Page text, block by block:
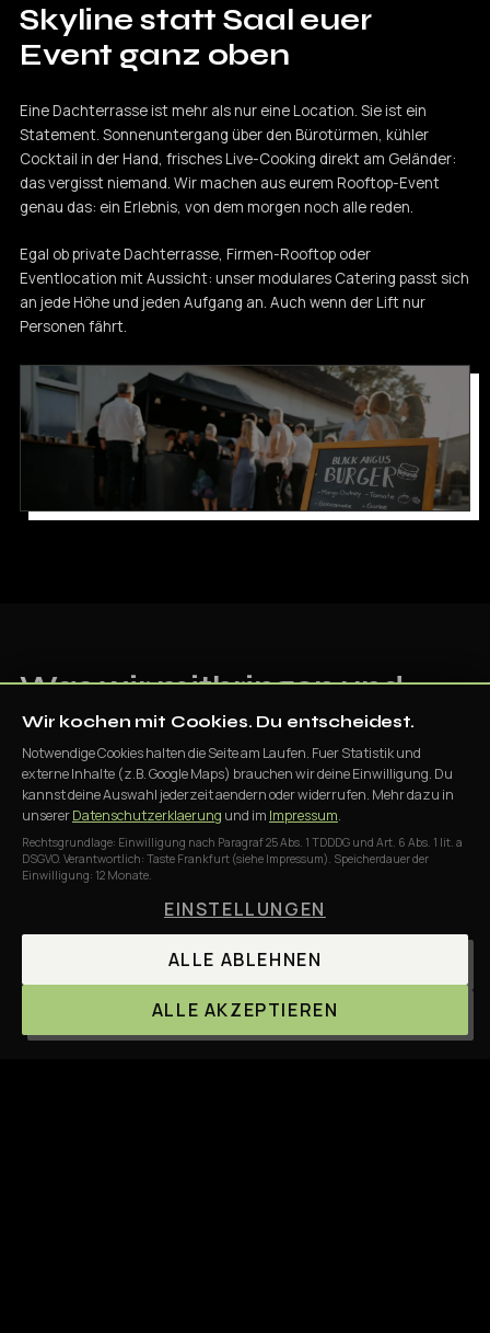
Skyline statt Saal euer
Event ganz oben
Eine Dachterrasse ist mehr als nur eine Location. Sie ist ein
Statement. Sonnenuntergang über den Bürotürmen, kühler
Cocktail in der Hand, frisches Live-Cooking direkt am Geländer:
das vergisst niemand. Wir machen aus eurem Rooftop-Event
genau das: ein Erlebnis, von dem morgen noch alle reden.
Egal ob private Dachterrasse, Firmen-Rooftop oder
Eventlocation mit Aussicht: unser modulares Catering passt sich
an jede Höhe und jeden Aufgang an. Auch wenn der Lift nur
Personen fährt.
Was wir mitbringenund
was nicht
Komplettausstattung für jedes Szenario. Von der mobilen Live-
Cooking-Theke bis zum Stehtisch.
Mobile Live-Cooking-Stationspassen durch jede Tür, in
jeden Lift
Komplette Bar mit PersonalCocktails, Wein, Bier,
Stilvolles EquipmentStehtische, Sektgläser, Servietten,
Musikanlage
Wir kochen mit Cookies. Du entscheidest.
Notwendige Cookies halten die Seite am Laufen. Fuer Statistik und
externe Inhalte (z.B. Google Maps) brauchen wir deine Einwilligung. Du
kannst deine Auswahl jederzeit aendern oder widerrufen. Mehr dazu in
unsererDatenschutzerklaerung und im Impressum.
Rechtsgrundlage: Einwilligung nach Paragraf 25 Abs. 1 TDDDG und Art. 6 Abs. 1 lit. a
DSGVO. Verantwortlich: Taste Frankfurt (siehe Impressum). Speicherdauer der
Einwilligung: 12 Monate.
EINSTELLUNGEN
ALLE ABLEHNEN
ALLE AKZEPTIEREN